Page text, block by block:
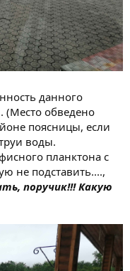
данного
(Место обведено
поясницы, если
воды.
планктона с
не подставить....,
поручик!!! Какую